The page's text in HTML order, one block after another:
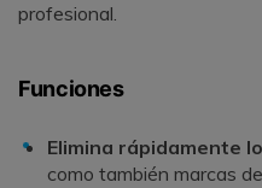
profesional.
Funciones
Elimina rápidamente
como también marcas